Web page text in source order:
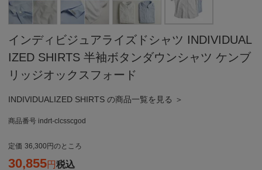
インディビジュアライズドシャツ INDIVIDUAL
IZED SHIRTS 半袖ボタンダウンシャツ ケンブ
リッジオックスフォード
INDIVIDUALIZED SHIRTS の商品一覧を見る ＞
商品番号 indrt-clcsscgod
定価 36,300 のところ
30,855 税込